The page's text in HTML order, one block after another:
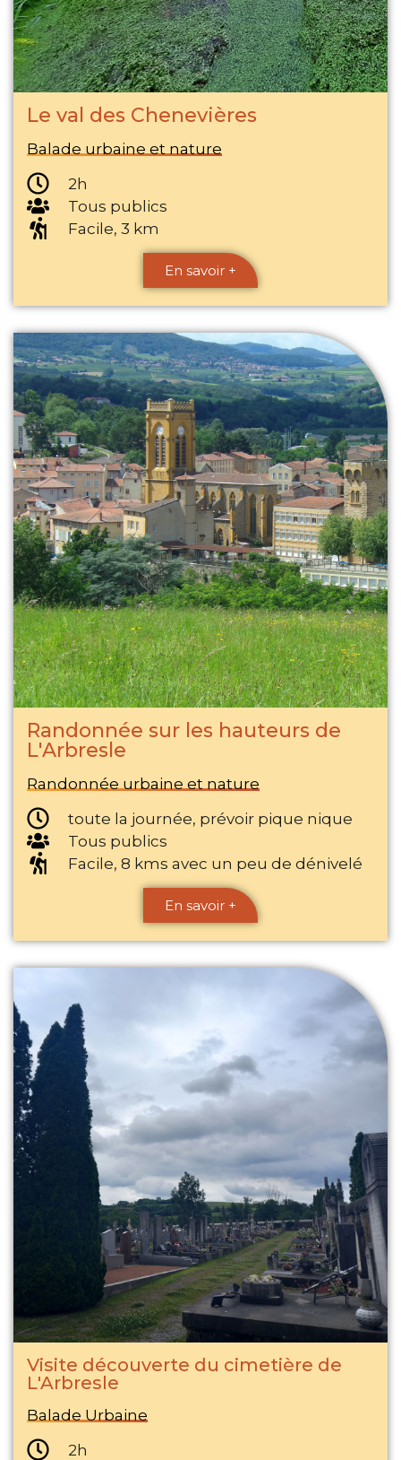
Le val des Chenevières
Balade urbaine et nature
2h
Tous publics
Facile, 3 km
En savoir +
Randonnée sur les hauteurs de
L'Arbresle
Randonnée urbaine et nature
toute la journée, prévoir pique nique
Tous publics
Facile, 8 kms avec un peu de dénivelé
En savoir +
Visite découverte du cimetière de
L'Arbresle
Balade Urbaine
2h